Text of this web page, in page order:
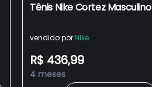
Tênis Nike Cortez Masculino
vendido por Nike
R$ 436,99
4 meses